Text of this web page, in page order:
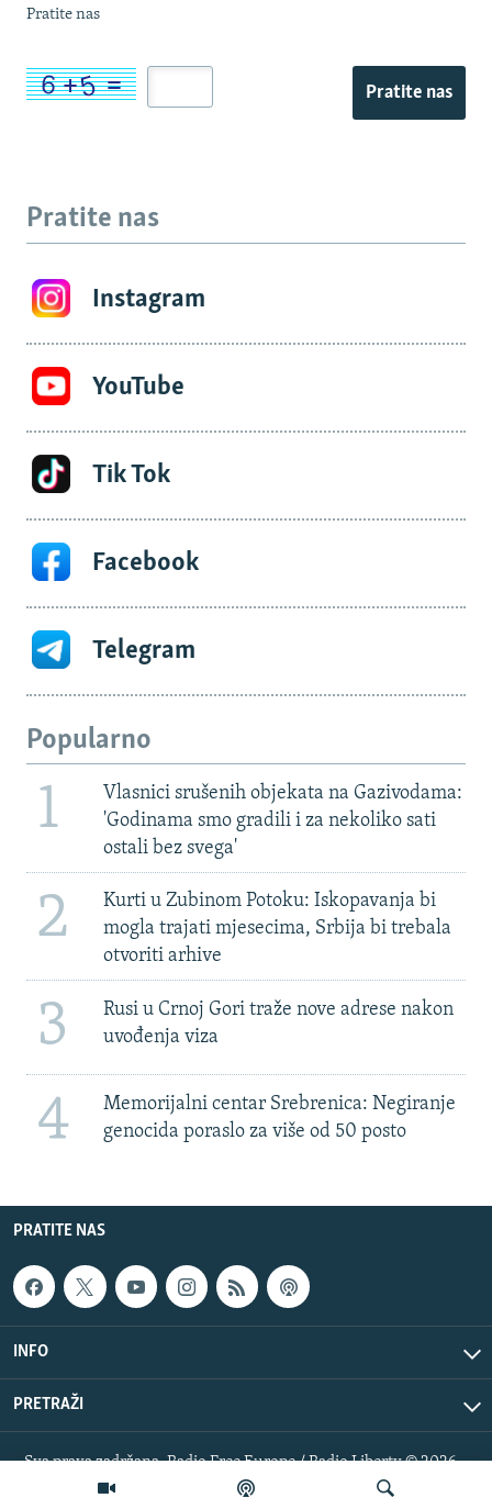
Pratite nas
Pratite nas
Pratite nas
Instagram
YouTube
Tik Tok
Facebook
Telegram
Popularno
1
Vlasnici srušenih objekata na Gazivodama:
'Godinama smo gradili i za nekoliko sati
ostali bez svega'
2
Kurti u Zubinom Potoku: Iskopavanja bi
mogla trajati mjesecima, Srbija bi trebala
otvoriti arhive
3
Rusi u Crnoj Gori traže nove adrese nakon
uvođenja viza
4
Memorijalni centar Srebrenica: Negiranje
genocida poraslo za više od 50 posto
PRATITE NAS
INFO
PRETRAŽI
Sva prava zadržana. Radio Free Europe / Radio Liberty © 2026
RFE/RL, Inc.